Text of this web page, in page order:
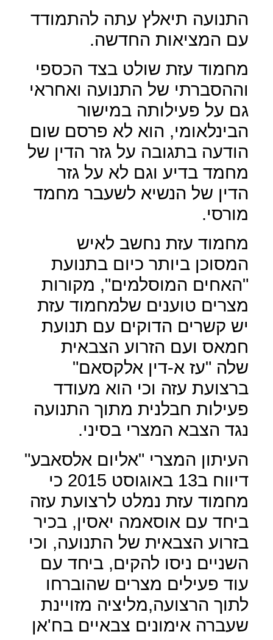
התנועה תיאלץ עתה להתמודד
עם המציאות החדשה.
מחמוד עזת שולט בצד הכספי
וההסברתי של התנועה ואחראי
גם על פעילותה במישור
הבינלאומי, הוא לא פרסם שום
הודעה בתגובה על גזר הדין של
מחמד בדיע וגם לא על גזר
הדין של הנשיא לשעבר מחמד
מורסי.
מחמוד עזת נחשב לאיש
המסוכן ביותר כיום בתנועת
"האחים המוסלמים", מקורות
מצרים טוענים שלמחמוד עזת
יש קשרים הדוקים עם תנועת
חמאס ועם הזרוע הצבאית
שלה "עז א-דין אלקסאם"
ברצועת עזה וכי הוא מעודד
פעילות חבלנית מתוך התנועה
נגד הצבא המצרי בסיני.
העיתון המצרי "אליום אלסאבע"
דיווח ב13 באוגוסט 2015 כי
מחמוד עזת נמלט לרצועת עזה
ביחד עם אוסאמה יאסין, בכיר
בזרוע הצבאית של התנועה, וכי
השניים ניסו להקים, ביחד עם
עוד פעילים מצרים שהוברחו
לתוך הרצועה,מליציה מזויינת
שעברה אימונים צבאיים בח'אן